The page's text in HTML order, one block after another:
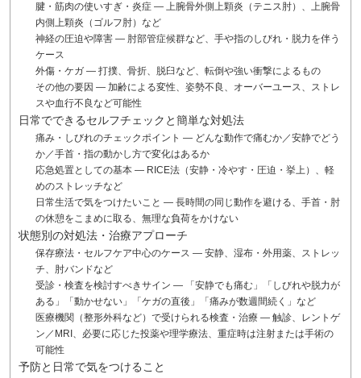
腱・筋肉の使いすぎ・炎症 — 上腕骨外側上顆炎（テニス肘）、上腕骨
内側上顆炎（ゴルフ肘）など
神経の圧迫や障害 — 肘部管症候群など、手や指のしびれ・脱力を伴う
ケース
外傷・ケガ — 打撲、骨折、脱臼など、転倒や強い衝撃によるもの
その他の要因 — 加齢による変性、姿勢不良、オーバーユース、ストレ
スや血行不良など可能性
日常でできるセルフチェックと簡単な対処法
痛み・しびれのチェックポイント — どんな動作で痛むか／安静でどう
か／手首・指の動かし方で変化はあるか
応急処置としての基本 ― RICE法（安静・冷やす・圧迫・挙上）、軽
めのストレッチなど
日常生活で気をつけたいこと — 長時間の同じ動作を避ける、手首・肘
の休憩をこまめに取る、無理な負荷をかけない
状態別の対処法・治療アプローチ
保存療法・セルフケア中心のケース — 安静、湿布・外用薬、ストレッ
チ、肘バンドなど
受診・検査を検討すべきサイン — 「安静でも痛む」「しびれや脱力が
ある」「動かせない」「ケガの直後」「痛みが数週間続く」など
医療機関（整形外科など）で受けられる検査・治療 — 触診、レントゲ
ン／MRI、必要に応じた投薬や理学療法、重症時は注射または手術の
可能性
予防と日常で気をつけること